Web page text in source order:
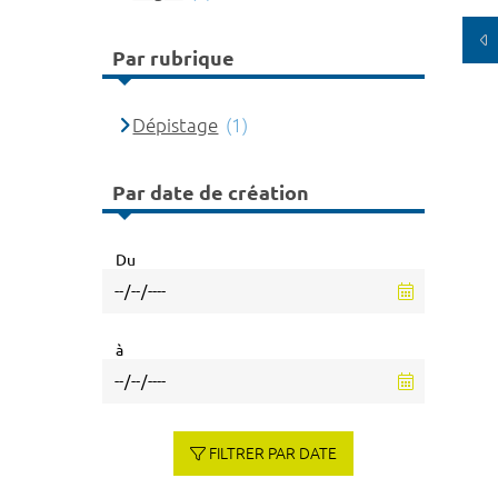
Par rubrique
Dépistage (1)
Par date de création
Du
à
FILTRER PAR DATE